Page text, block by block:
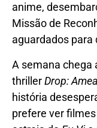
anime,
Missão de
aguardados para
A semana chega
thrillerDrop:
história
prefere ver